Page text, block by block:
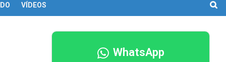
VÍDEOS
WhatsApp